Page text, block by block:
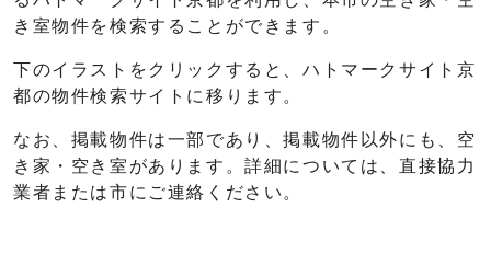
き室物件を検索することができます。
下のイラストをクリックすると、ハトマークサイト京
都の物件検索サイトに移ります。
なお、掲載物件は一部であり、掲載物件以外にも、空
き家・空き室があります。詳細については、直接協力
業者または市にご連絡ください。